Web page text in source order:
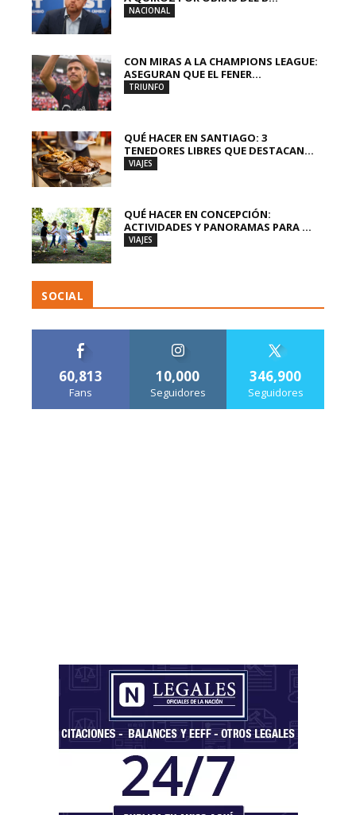
NACIONAL
CON MIRAS A LA CHAMPIONS LEAGUE:
ASEGURAN QUE EL FENER...
TRIUNFO
QUÉ HACER EN SANTIAGO: 3
TENEDORES LIBRES QUE DESTACAN...
VIAJES
QUÉ HACER EN CONCEPCIÓN:
ACTIVIDADES Y PANORAMAS PARA ...
VIAJES
SOCIAL
60,813
Fans
10,000
Seguidores
346,900
Seguidores